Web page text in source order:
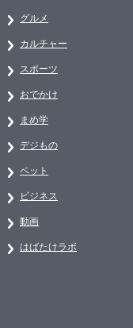
グルメ
カルチャー
スポーツ
おでかけ
まめ学
デジもの
ペット
ビジネス
動画
はばたけラボ